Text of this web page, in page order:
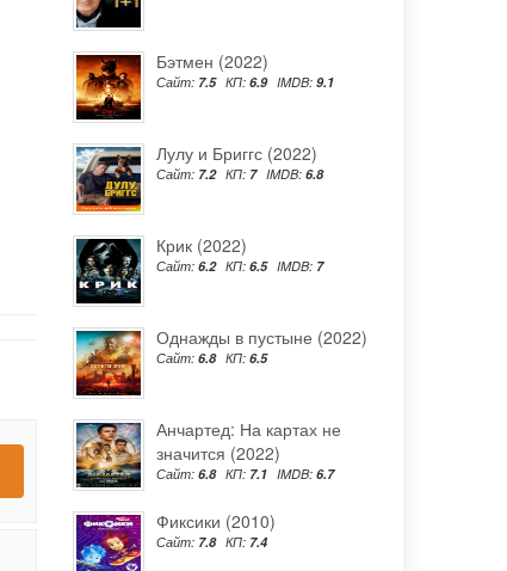
Бэтмен (2022)
Сайт: 7.5 КП: 6.9 IMDB: 9.1
Лулу и Бриггс (2022)
Сайт: 7.2 КП: 7 IMDB: 6.8
Крик (2022)
Сайт: 6.2 КП: 6.5 IMDB: 7
Однажды в пустыне (2022)
Сайт: 6.8 КП: 6.5
Анчартед: На картах не
значится (2022)
Сайт: 6.8 КП: 7.1 IMDB: 6.7
Фиксики (2010)
Сайт: 7.8 КП: 7.4